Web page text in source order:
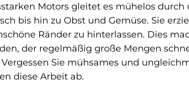
Motors gleitet es mühelos
bis hin zu Obst und Gemüse. Sie
Ränder zu hinterlassen. Dies
der regelmäßig große Mengen
Sie mühsames und
diese Arbeit ab.